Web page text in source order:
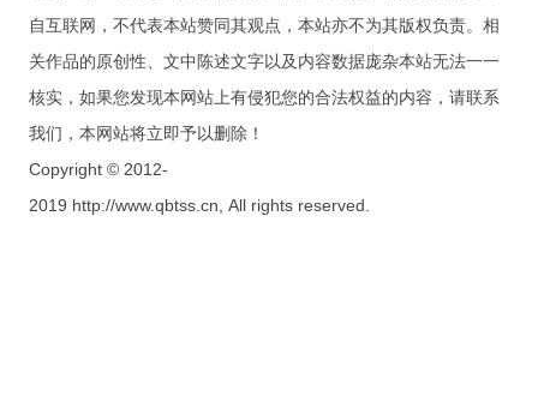
自互联网，不代表本站赞同其观点，本站亦不为其版权负责。相
关作品的原创性、文中陈述文字以及内容数据庞杂本站无法一一
核实，如果您发现本网站上有侵犯您的合法权益的内容，请联系
我们，本网站将立即予以删除！
Copyright © 2012-
2019 http://www.qbtss.cn, All rights reserved.